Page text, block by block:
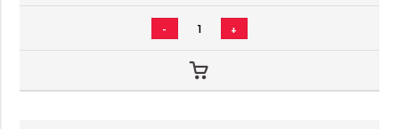
- +